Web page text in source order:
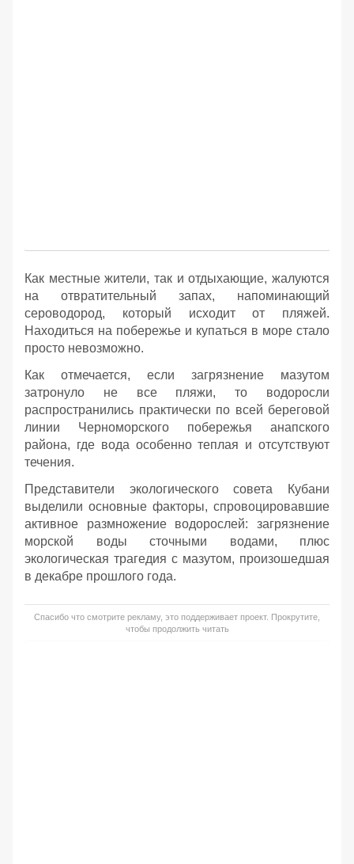
Как местные жители, так и отдыхающие, жалуются
на отвратительный запах, напоминающий
сероводород, который исходит от пляжей.
Находиться на побережье и купаться в море стало
просто невозможно.
Как отмечается, если загрязнение мазутом
затронуло не все пляжи, то водоросли
распространились практически по всей береговой
линии Черноморского побережья анапского
района, где вода особенно теплая и отсутствуют
течения.
Представители экологического совета Кубани
выделили основные факторы, спровоцировавшие
активное размножение водорослей: загрязнение
морской воды сточными водами, плюс
экологическая трагедия с мазутом, произошедшая
в декабре прошлого года.
Спасибо что смотрите рекламу, это поддерживает проект. Прокрутите,
чтобы продолжить читать